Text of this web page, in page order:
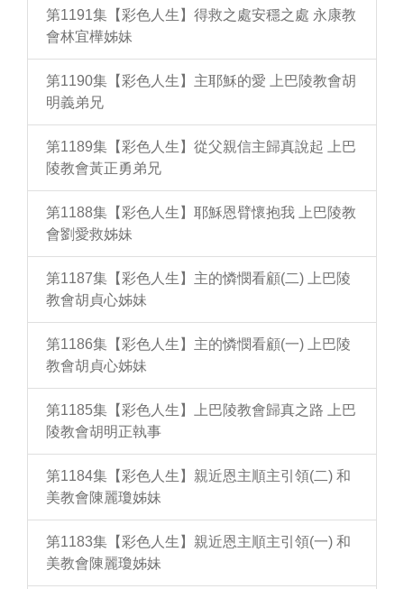
第1191集【彩色人生】得救之處安穩之處 永康教
會林宜樺姊妹
第1190集【彩色人生】主耶穌的愛 上巴陵教會胡
明義弟兄
第1189集【彩色人生】從父親信主歸真說起 上巴
陵教會黃正勇弟兄
第1188集【彩色人生】耶穌恩臂懷抱我 上巴陵教
會劉愛救姊妹
第1187集【彩色人生】主的憐憫看顧(二) 上巴陵
教會胡貞心姊妹
第1186集【彩色人生】主的憐憫看顧(一) 上巴陵
教會胡貞心姊妹
第1185集【彩色人生】上巴陵教會歸真之路 上巴
陵教會胡明正執事
第1184集【彩色人生】親近恩主順主引領(二) 和
美教會陳麗瓊姊妹
第1183集【彩色人生】親近恩主順主引領(一) 和
美教會陳麗瓊姊妹